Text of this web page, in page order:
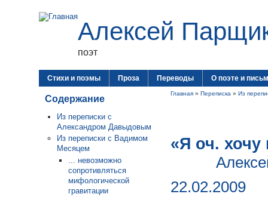
Алексей
поэт
Стихи и поэмы Проза Переводы О поэте и
Содержание
Из переписки с
Александром Давыдовым
Из переписки с Вадимом
Месяцем
... невозможно
сопротивляться
мифологической
гравитации
Главная » Переписка » Из
«Я оч.
22.02.2009